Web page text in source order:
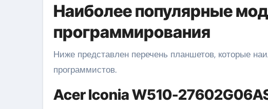
Наиболее популярные
программирования
Ниже представлен перечень планшетов, которые
программистов.
Acer Iconia W510-